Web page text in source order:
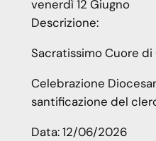
venerdì12 Giugno
Descrizione:
Sacratissimo Cuore di
Celebrazione
santificazione del
Data:12/06/2026